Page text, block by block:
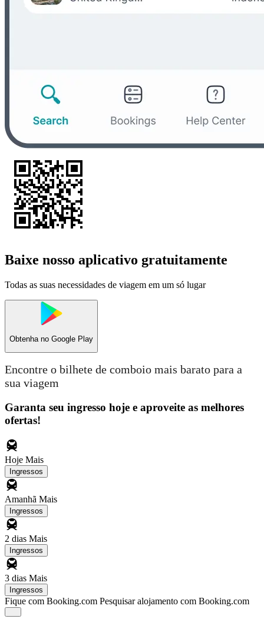
Baixe nosso aplicativo gratuitamente
Todas as suas necessidades de viagem em um só lugar
Obtenha no Google Play
Encontre o bilhete de comboio mais barato para a
sua viagem
Garanta seu ingresso hoje e aproveite as melhores
ofertas!
Hoje Mais
Ingressos
Amanhã Mais
Ingressos
2 dias Mais
Ingressos
3 dias Mais
Ingressos
Fique com Booking.com Pesquisar alojamento com Booking.com